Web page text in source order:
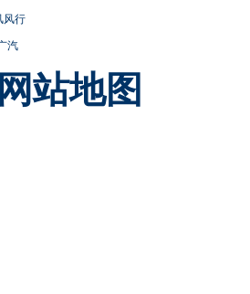
风行
汽
网站地图